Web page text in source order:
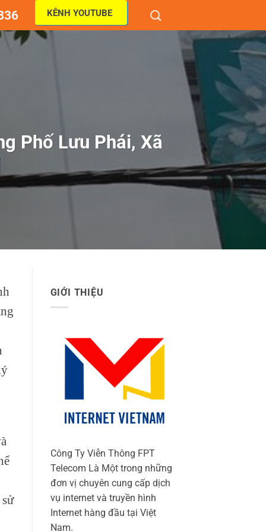
KÊNH YOUTUBE
Phố Lưu Phái, Xã
GIỚI THIỆU
Công Ty Viễn Thông FPT
Telecom Là Một trong những
đơn vị chuyên cung cấp dịch
vụ internet và truyền hình
Internet hàng đầu tại Việt
Nam.